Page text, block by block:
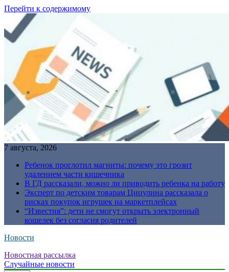
Перейти к содержимому
7 августа, 2026
Ребенок проглотил магниты: почему это грозит
удалением части кишечника
В ГД рассказали, можно ли приводить ребенка на работу
Эксперт по детским товарам Цицулина рассказала о
рисках покупок игрушек на маркетплейсах
“Известия”: дети не смогут открыть электронный
кошелек без согласия родителей
Новости
Новостная рассылка
Случайные новости